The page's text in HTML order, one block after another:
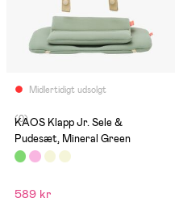
Midlertidigt udsolgt
(0)
KAOS Klapp Jr. Sele &
Pudesæt, Mineral Green
589 kr